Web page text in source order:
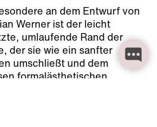
an dem Entwurf von
Werner ist der leicht
umlaufende Rand der
der sie wie ein sanfter
umschließt und dem
formalästhetischen